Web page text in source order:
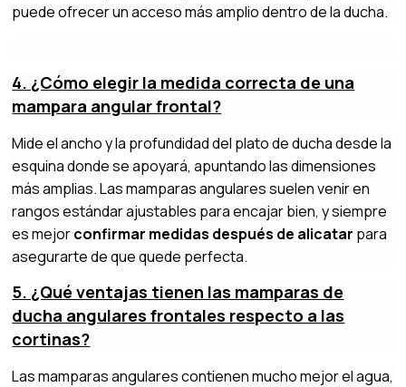
puede ofrecer un acceso más amplio dentro de la ducha.
4. ¿Cómo elegir la medida correcta de una
mampara angular frontal?
Mide el ancho y la profundidad del plato de ducha desde la
esquina donde se apoyará, apuntando las dimensiones
más amplias. Las mamparas angulares suelen venir en
rangos estándar ajustables para encajar bien, y siempre
es mejorconfirmar medidas después de alicatar para
asegurarte de que quede perfecta.
5. ¿Qué ventajas tienen las mamparas de
ducha angulares frontales respecto a las
cortinas?
Las mamparas angulares contienen mucho mejor el agua,